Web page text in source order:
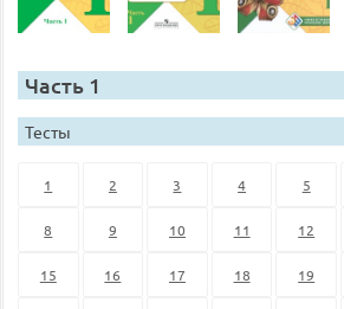
Часть 1
Тесты
1 2 3 4 5
8 9 10 11 12
15 16 17 18 19